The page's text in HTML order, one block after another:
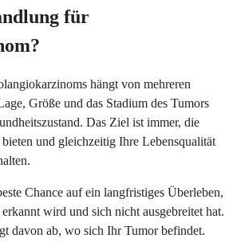
für
hängt von mehreren
Größe und das Stadium des Tumors
Das Ziel ist immer, die
und gleichzeitig Ihre Lebensqualität
Chance auf ein langfristiges Überleben,
wird und sich nicht ausgebreitet hat.
davon ab, wo sich Ihr Tumor befindet.